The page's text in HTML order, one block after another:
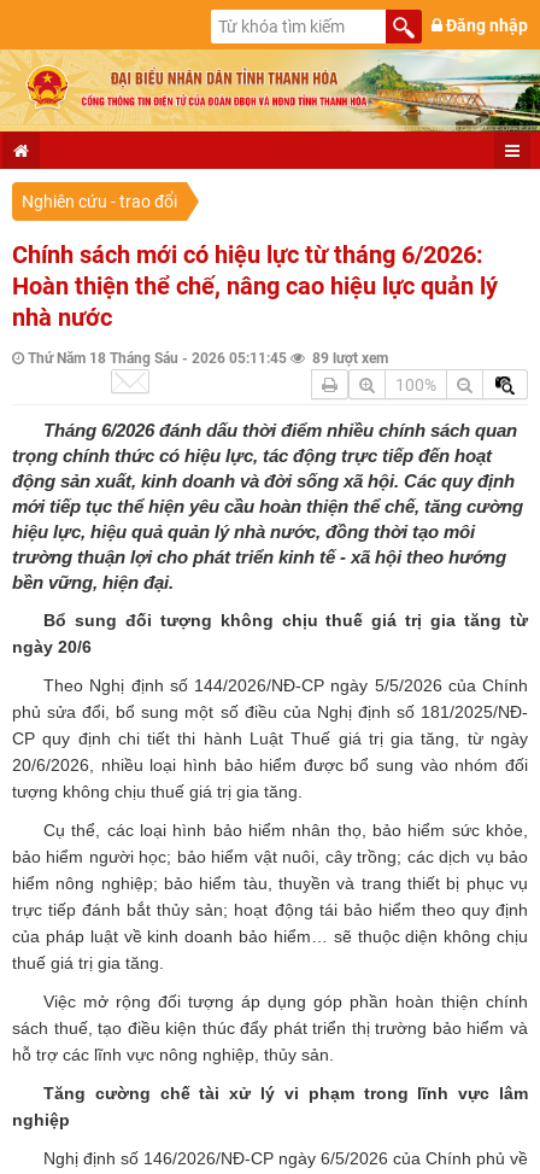
Đăng nhập
Nghiên cứu - trao đổi
Chính sách mới có hiệu lực từ tháng 6/2026:
Hoàn thiện thể chế, nâng cao hiệu lực quản lý
nhà nước
Thứ Năm 18 Tháng Sáu - 2026 05:11:45 89 lượt xem
100%
Tháng 6/2026 đánh dấu thời điểm nhiều chính sách quan
trọng chính thức có hiệu lực, tác động trực tiếp đến hoạt
động sản xuất, kinh doanh và đời sống xã hội. Các quy định
mới tiếp tục thể hiện yêu cầu hoàn thiện thể chế, tăng cường
hiệu lực, hiệu quả quản lý nhà nước, đồng thời tạo môi
trường thuận lợi cho phát triển kinh tế - xã hội theo hướng
bền vững, hiện đại.
Bổ sung đối tượng không chịu thuế giá trị gia tăng từ
ngày 20/6
Theo Nghị định số 144/2026/NĐ-CP ngày 5/5/2026 của Chính
phủ sửa đổi, bổ sung một số điều của Nghị định số 181/2025/NĐ-
CP quy định chi tiết thi hành Luật Thuế giá trị gia tăng, từ ngày
20/6/2026, nhiều loại hình bảo hiểm được bổ sung vào nhóm đối
tượng không chịu thuế giá trị gia tăng.
Cụ thể, các loại hình bảo hiểm nhân thọ, bảo hiểm sức khỏe,
bảo hiểm người học; bảo hiểm vật nuôi, cây trồng; các dịch vụ bảo
hiểm nông nghiệp; bảo hiểm tàu, thuyền và trang thiết bị phục vụ
trực tiếp đánh bắt thủy sản; hoạt động tái bảo hiểm theo quy định
của pháp luật về kinh doanh bảo hiểm… sẽ thuộc diện không chịu
thuế giá trị gia tăng.
Việc mở rộng đối tượng áp dụng góp phần hoàn thiện chính
sách thuế, tạo điều kiện thúc đẩy phát triển thị trường bảo hiểm và
hỗ trợ các lĩnh vực nông nghiệp, thủy sản.
Tăng cường chế tài xử lý vi phạm trong lĩnh vực lâm
nghiệp
Nghị định số 146/2026/NĐ-CP ngày 6/5/2026 của Chính phủ về